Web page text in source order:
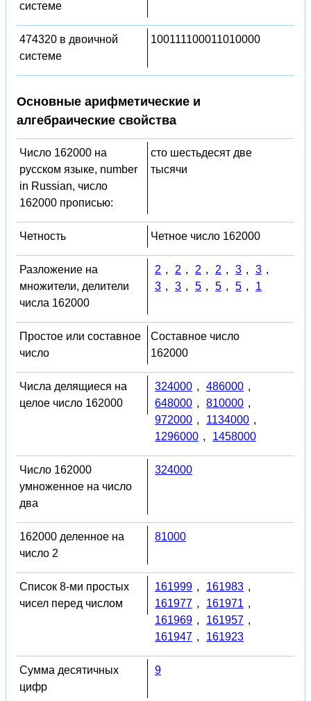
системе
474320 в двоичной
системе
100111100011010000
Основные арифметические и
алгебраические свойства
Число 162000 на
русском языке, number
in Russian, число
162000 прописью:
сто шестьдесят две
тысячи
Четность Четное число 162000
Разложение на
множители, делители
числа 162000
2 , 2 , 2 , 2 , 3 , 3 ,
3 , 3 , 5 , 5 , 5 , 1
Простое или составное
число
Составное число
162000
Числа делящиеся на
целое число 162000
324000 , 486000 ,
648000 , 810000 ,
972000 , 1134000 ,
1296000 , 1458000
Число 162000
умноженное на число
два
324000
162000 деленное на
число 2
81000
Список 8-ми простых
чисел перед числом
161999 , 161983 ,
161977 , 161971 ,
161969 , 161957 ,
161947 , 161923
Сумма десятичных
цифр
9